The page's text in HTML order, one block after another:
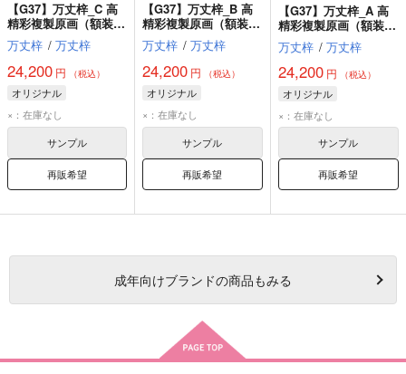
【G37】万丈梓_C 高
精彩複製原画（額装付
き）【A3】
万丈梓 / 万丈梓
24,200 円 （税込）
オリジナル
×：在庫なし
サンプル
再販希望
【G37】万丈梓_B 高
精彩複製原画（額装付
き）【A3】
万丈梓 / 万丈梓
24,200 円 （税込）
オリジナル
×：在庫なし
サンプル
再販希望
【G37】万丈梓_A 高
精彩複製原画（額装付
き）【A3】
万丈梓 / 万丈梓
24,200円 （税込）
オリジナル
×：在庫なし
サンプル
再販希望
成年向けブランドの商品もみる